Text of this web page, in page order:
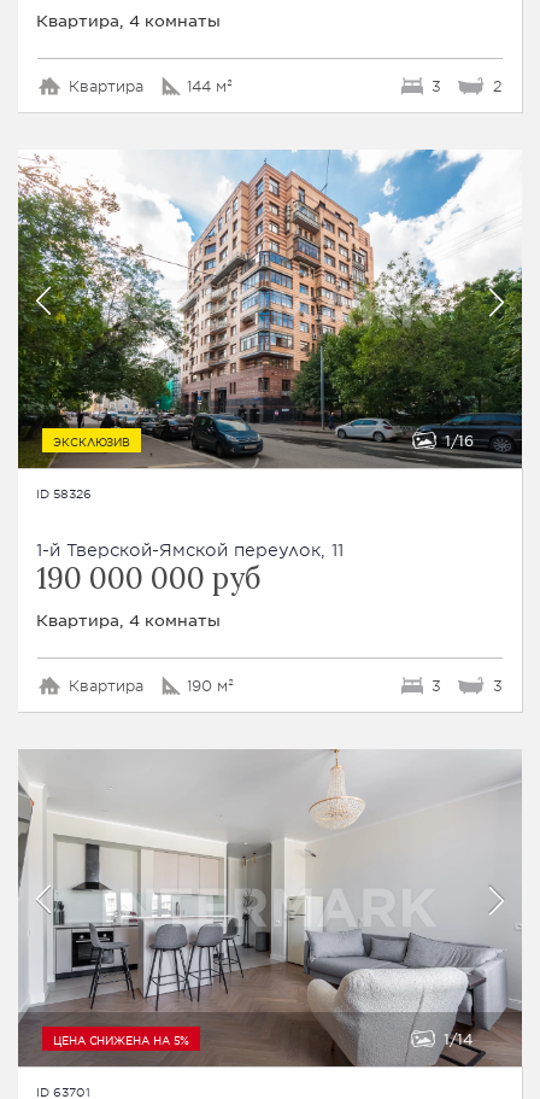
Квартира, 4 комнаты
Квартира 144 м² 3 2
ЭКСКЛЮЗИВ 1 16
ID 58326
1-й Тверской-Ямской переулок, 11
190 000 000 руб
Квартира, 4 комнаты
Квартира 190 м² 3 3
ЦЕНА СНИЖЕНА НА 5% 1 14
ID 63701